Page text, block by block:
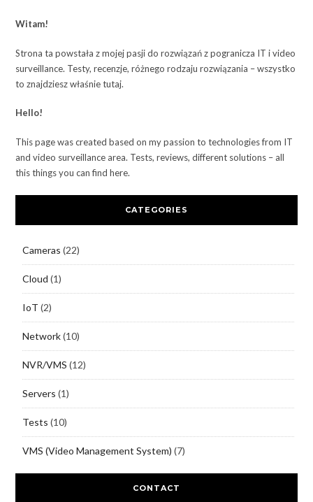
Witam!
Strona ta powstała z mojej pasji do rozwiązań z pogranicza IT i video
surveillance. Testy, recenzje, różnego rodzaju rozwiązania – wszystko
to znajdziesz właśnie tutaj.
Hello!
This page was created based on my passion to technologies from IT
and video surveillance area. Tests, reviews, different solutions – all
this things you can find here.
CATEGORIES
Cameras (22)
Cloud (1)
IoT (2)
Network(10)
NVR/VMS (12)
Servers (1)
Tests (10)
VMS (Video Management System) (7)
CONTACT